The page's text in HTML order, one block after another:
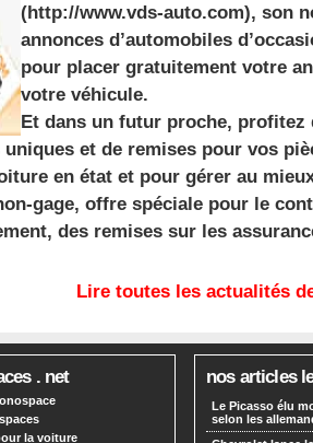
(http://www.vds-auto.com), son
annonces d’automobiles
pour placer gratuitement votre
votre véhicule.
Et dans un futur proche, profitez
et de remises pour vos
en état et pour gérer au
gage, offre spéciale pour le
des remises sur les
Lire toutes les actualités
. net
la voiture
nos articles
Le Picasso élu
selon les